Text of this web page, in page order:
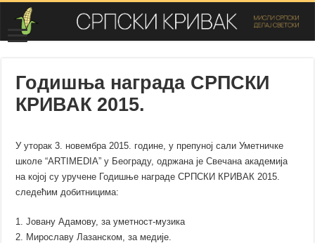
Годишњa наградa СРПСКИ
КРИВАК 2015.
У уторак 3. новембра 2015. године,у препуној сали Уметничке
школе “ARTIMEDIA” у Београду,одржана је Свечана академија
на којој су уручене Годишње награде СРПСКИ КРИВАК 2015.
следећим добитницима:
1. Јовану Адамову, за уметност-музика
2. Мирославу Лазанском, за медије.